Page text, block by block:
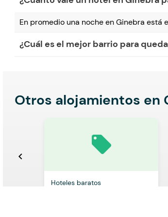
En promedio una noche en Ginebra está
¿Cuál es el mejor barrio para
Otros alojamientos en
chevron_left
local_offer
Hoteles baratos